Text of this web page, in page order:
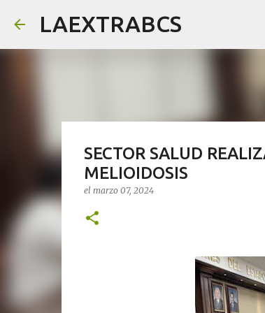
LAEXTRABCS
SECTOR SALUD
MELIOIDOSIS
el marzo 07, 2024